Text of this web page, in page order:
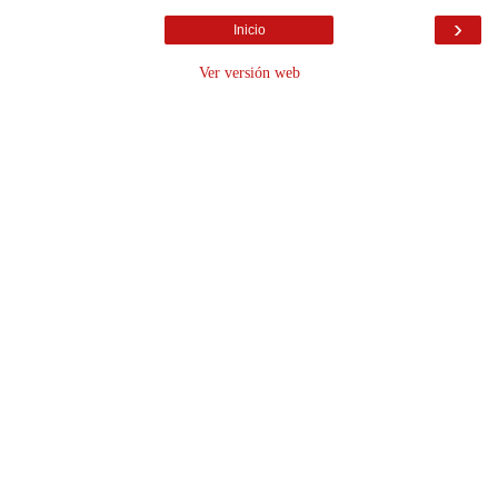
›
Inicio
Ver versión web